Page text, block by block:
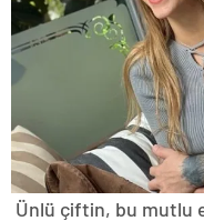
Ünlü çiftin, bu mutlu